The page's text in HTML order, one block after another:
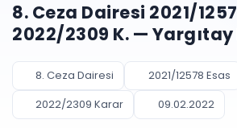
UETS Entegrasyonu
Tebligatları anında
PLANLAMA & TAKİP
Pano ve Takip
Ücretsiz Başlayın
8. Ceza Dairesi 2021/
2022/2309 K. — Yargıtay
8. Ceza Dairesi
2021/12578 Esas
2022/2309 Karar
09.02.2022